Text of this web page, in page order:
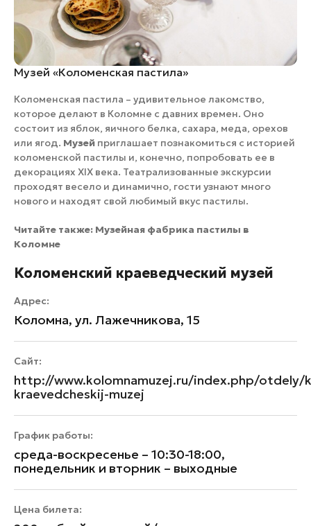
Музей «Коломенская пастила»
Коломенская пастила – удивительное лакомство,
которое делают в Коломне с давних времен. Оно
состоит из яблок, яичного белка, сахара, меда, орехов
или ягод. Музей приглашает познакомиться с историей
коломенской пастилы и, конечно, попробовать ее в
декорациях XIX века. Театрализованные экскурсии
проходят весело и динамично, гости узнают много
нового и находят свой любимый вкус пастилы.
Читайте также: Музейная фабрика пастилы в
Коломне
Коломенский краеведческий музей
Адрес:
Коломна, ул. Лажечникова, 15
Сайт:
http://www.kolomnamuzej.ru/index.php/otdely/
kraevedcheskij-muzej
График работы:
среда-воскресенье – 10:30-18:00,
понедельник и вторник – выходные
Цена билета: